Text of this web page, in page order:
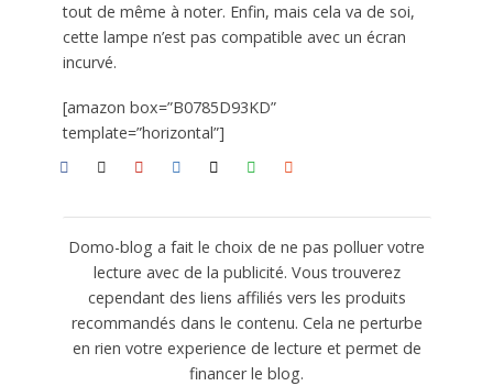
tout de même à noter. Enfin, mais cela va de soi,
cette lampe n’est pas compatible avec un écran
incurvé.
[amazon box=”B0785D93KD”
template=”horizontal”]
Domo-blog a fait le choix de ne pas polluer votre
lecture avec de la publicité. Vous trouverez
cependant des liens affiliés vers les produits
recommandés dans le contenu. Cela ne perturbe
en rien votre experience de lecture et permet de
financer le blog.